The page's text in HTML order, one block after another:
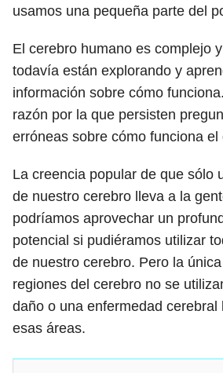
usamos una pequeña parte del
El cerebro humano es complejo
todavía están explorando y
información sobre cómo
razón por la que persisten
erróneas sobre cómo funciona el
La creencia popular de que sólo
de nuestro cerebro lleva a la
podríamos aprovechar un
potencial si pudiéramos utilizar
de nuestro cerebro. Pero la
regiones del cerebro no se
daño o una enfermedad cerebral
esas áreas.